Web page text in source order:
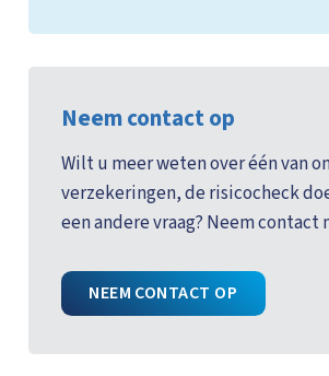
Neem contact op
Wilt u meer weten over één van
verzekeringen, de risicocheck
een andere vraag? Neem contact
NEEM CONTACT OP